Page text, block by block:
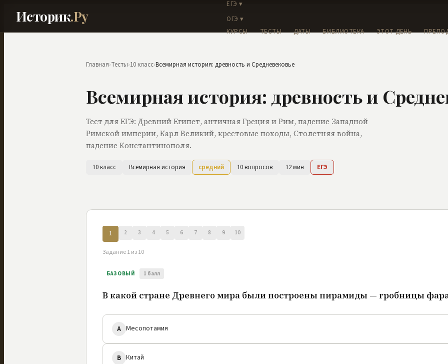
Историк.Ру
ЕГЭ ▾
ОГЭ ▾
КУРСЫ
ТЕСТЫ ДАТЫ БИБЛИОТЕКА ЭТОТ ДЕНЬ
Главная›Тесты›10 класс›Всемирная история: древность и Средневековье
Всемирная история: древность и
Тест для ЕГЭ: Древний Египет, античная Греция и Рим, падение Западной
Римской империи, Карл Великий, крестовые походы, Столетняя война,
падение Константинополя.
10 класс Всемирная история средний 10вопросов 12мин ЕГЭ
1 2 3 4 5 6 7 8 9 10
Задание1из10
БАЗОВЫЙ 1 балл
В какой стране Древнего мира были построены пирамиды — гробницы
A Месопотамия
B Китай